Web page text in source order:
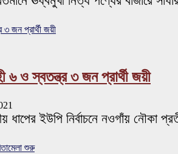
জন প্রার্থী জয়ী
৬ ও স্বতন্ত্র ৩ জন প্রার্থী জয়ী
ধাপের ইউপি নির্বাচনে নওগাঁয়
শুরু